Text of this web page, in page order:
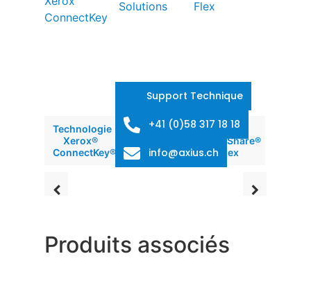
Technologie
Xerox®
ConnectKey®
Xerox®
Solutions
Xerox®
DocuShare®
Flex
Produits associés
Support Technique
+41 (0)58 317 18 18
info@axius.ch